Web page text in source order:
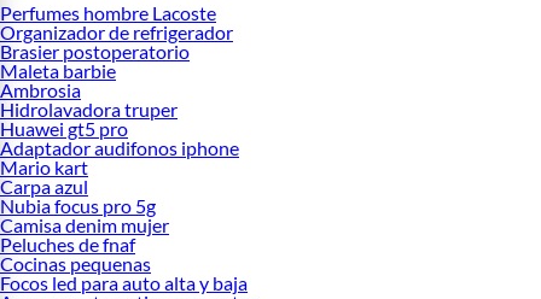
Perfumes hombre Lacoste
Organizador de refrigerador
Brasier postoperatorio
Maleta barbie
Ambrosia
Hidrolavadora truper
Huawei gt5 pro
Adaptador audifonos iphone
Mario kart
Carpa azul
Nubia focus pro 5g
Camisa denim mujer
Peluches de fnaf
Cocinas pequenas
Focos led para auto alta y baja